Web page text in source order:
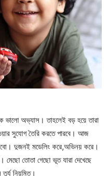
ভালো অভ্যাস। তাহলেই বড় হয়ে তারা
সুযোগ তৈরি করতে পারবে। আজ
দুজনই মডেলিং করে,অভিনয় করে।
মেছো তোতা গেছো ভূত যারা দেখেছে
তুর্য নিয়মিত।